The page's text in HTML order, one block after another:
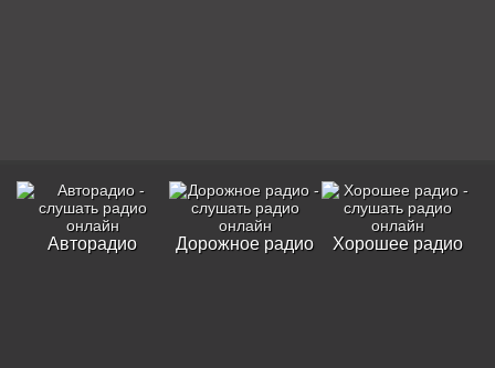
Авторадио Дорожное радио Хорошее радио